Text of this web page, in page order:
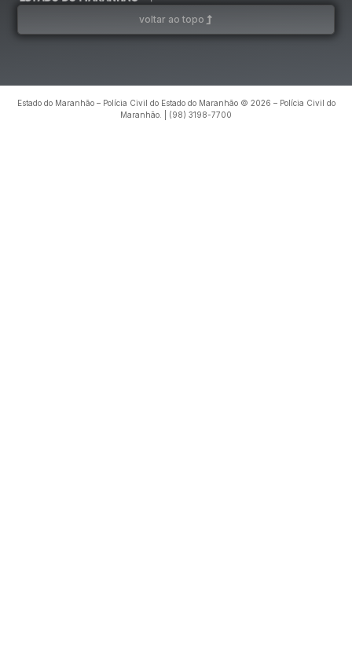
voltar ao topo
Estado do Maranhão – Polícia Civil do Estado do Maranhão © 2026 – Polícia Civil do
Maranhão. | (98) 3198-7700